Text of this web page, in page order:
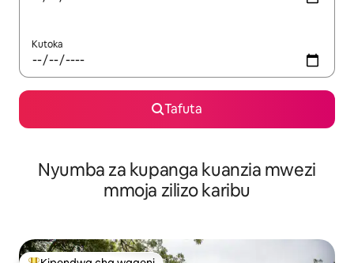
Kutoka
Tafuta
Nyumba za kupanga kuanzia mwezi
mmoja zilizo karibu